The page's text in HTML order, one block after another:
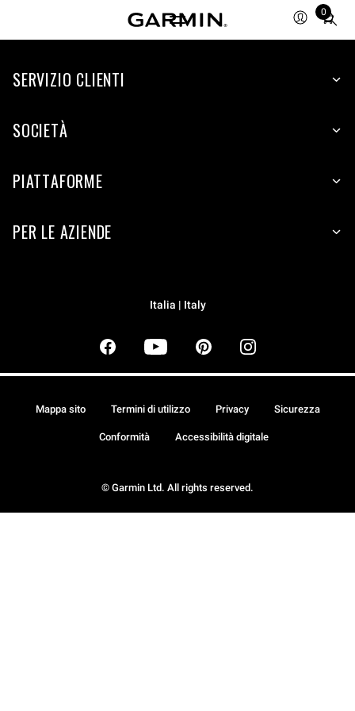
0
Total
items
cart:
SERVIZIO CLIENTI
SOCIETÀ
PIATTAFORME
PER LE AZIENDE
Italia | Italy
© Garmin Ltd. All rights reserved.
Mappa sito Termini di utilizzo Privacy Sicurezza
Conformità Accessibilità digitale